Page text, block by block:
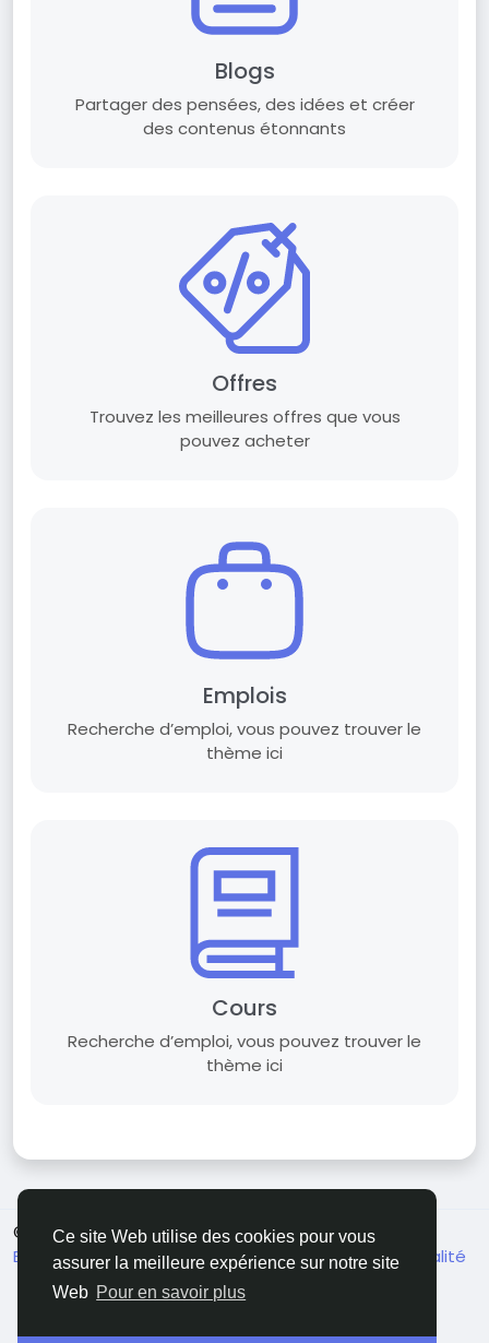
Ce site Web utilise des cookies pour vous
assurer la meilleure expérience sur notre site
Web Pour en savoir plus
Blogs
Partager des pensées, des idées et créer
des contenus étonnants
Offres
Trouvez les meilleures offres que vous
pouvez acheter
Emplois
Recherche d’emploi, vous pouvez trouver le
thème ici
Cours
Recherche d’emploi, vous pouvez trouver le
thème ici
© 2026 Griddixcat
French
Environ Conditions générale de vente Confidentialité
Contactez nous
Annuaire